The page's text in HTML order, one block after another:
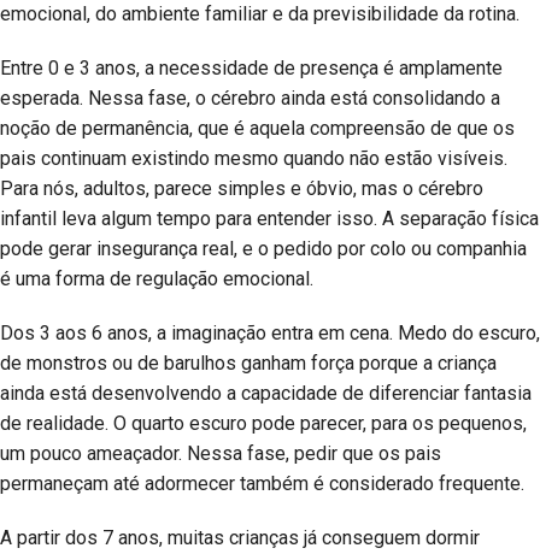
emocional, do ambiente familiar e da previsibilidade da rotina.
Entre 0 e 3 anos, a necessidade de presença é amplamente
esperada. Nessa fase, o cérebro ainda está consolidando a
noção de permanência, que é aquela compreensão de que os
pais continuam existindo mesmo quando não estão visíveis.
Para nós, adultos, parece simples e óbvio, mas o cérebro
infantil leva algum tempo para entender isso. A separação física
pode gerar insegurança real, e o pedido por colo ou companhia
é uma forma de regulação emocional.
Dos 3 aos 6 anos, a imaginação entra em cena. Medo do escuro,
de monstros ou de barulhos ganham força porque a criança
ainda está desenvolvendo a capacidade de diferenciar fantasia
de realidade. O quarto escuro pode parecer, para os pequenos,
um pouco ameaçador. Nessa fase, pedir que os pais
permaneçam até adormecer também é considerado frequente.
A partir dos 7 anos, muitas crianças já conseguem dormir